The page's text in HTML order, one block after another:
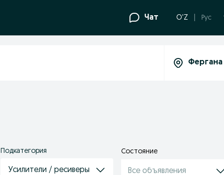
Чат O'Z Рус
Подкатегория
Усилители / ресиверы
Состояние
Все объявления